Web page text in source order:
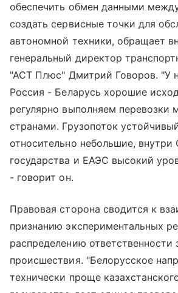
обеспечить обмен данными
создать сервисные точки для
автономной техники, обращает
генеральный директор
"АСТ Плюс" Дмитрий Говоров. "У
Россия - Беларусь хорошие
регулярно выполняем перевозки
странами. Грузопоток
относительно небольшие, внутри
государства и ЕАЭС высокий
- говорит он.
Правовая сторона сводится к
признанию экспериментальных
распределению ответственности
происшествия. "Белорусское
технически проще